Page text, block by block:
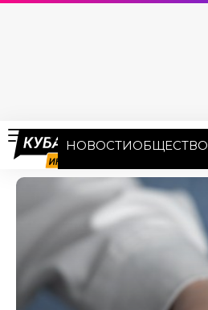
НОВОСТИОБЩЕСТВО